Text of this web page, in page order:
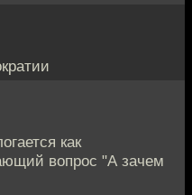
как
вопрос "А зачем